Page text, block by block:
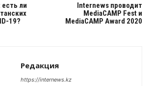
ли
19?
Internews проводит
MediaCAMP Fest и
MediaCAMP Award 2020
Редакция
https://internews.kz